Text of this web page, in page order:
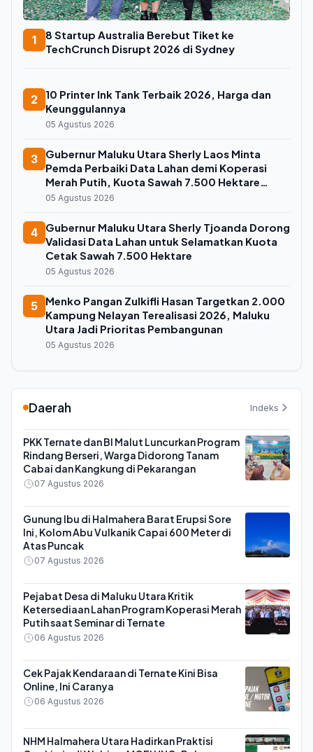
1
8 Startup Australia Berebut Tiket ke
TechCrunch Disrupt 2026 di Sydney
2
10 Printer Ink Tank Terbaik 2026, Harga dan
Keunggulannya
05 Agustus 2026
3
Gubernur Maluku Utara Sherly Laos Minta
Pemda Perbaiki Data Lahan demi Koperasi
Merah Putih, Kuota Sawah 7.500 Hektare
Melayang
05 Agustus 2026
4
Gubernur Maluku Utara Sherly Tjoanda Dorong
Validasi Data Lahan untuk Selamatkan Kuota
Cetak Sawah 7.500 Hektare
05 Agustus 2026
5
Menko Pangan Zulkifli Hasan Targetkan 2.000
Kampung Nelayan Terealisasi 2026, Maluku
Utara Jadi Prioritas Pembangunan
05 Agustus 2026
Daerah Indeks
PKK Ternate dan BI Malut Luncurkan Program
Rindang Berseri, Warga Didorong Tanam
Cabai dan Kangkung di Pekarangan
07 Agustus 2026
Gunung Ibu di Halmahera Barat Erupsi Sore
Ini, Kolom Abu Vulkanik Capai 600 Meter di
Atas Puncak
07 Agustus 2026
Pejabat Desa di Maluku Utara Kritik
Ketersediaan Lahan Program Koperasi Merah
Putih saat Seminar di Ternate
06 Agustus 2026
Cek Pajak Kendaraan di Ternate Kini Bisa
Online, Ini Caranya
06 Agustus 2026
NHM Halmahera Utara Hadirkan Praktisi